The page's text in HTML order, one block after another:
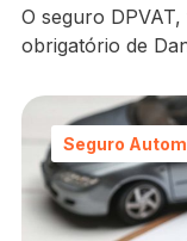
O seguro
obrigatório de
importante para
Brasil. Este
pessoas que
de acidentes
disso, ele
Seguro